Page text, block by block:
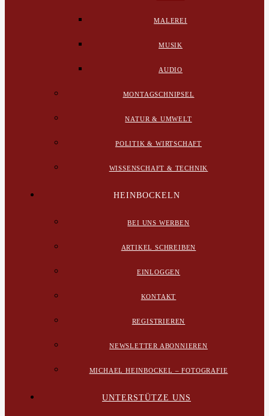
MALEREI
MUSIK
AUDIO
MONTAGSCHNIPSEL
NATUR & UMWELT
POLITIK & WIRTSCHAFT
WISSENSCHAFT & TECHNIK
HEINBOCKELN
BEI UNS WERBEN
ARTIKEL SCHREIBEN
EINLOGGEN
KONTAKT
REGISTRIEREN
NEWSLETTER ABONNIEREN
MICHAEL HEINBOCKEL – FOTOGRAFIE
UNTERSTÜTZE UNS